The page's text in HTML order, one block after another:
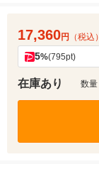
17,360円 （税込）
5%(795pt)
在庫あり 数量